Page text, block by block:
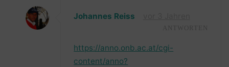
Johannes Reiss
https://anno.onb.ac.at/cgi-
content/anno?